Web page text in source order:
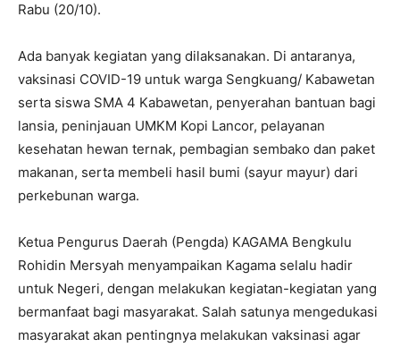
Rabu (20/10).
Ada banyak kegiatan yang dilaksanakan. Di antaranya,
vaksinasi COVID-19 untuk warga Sengkuang/ Kabawetan
serta siswa SMA 4 Kabawetan, penyerahan bantuan bagi
lansia, peninjauan UMKM Kopi Lancor, pelayanan
kesehatan hewan ternak, pembagian sembako dan paket
makanan, serta membeli hasil bumi (sayur mayur) dari
perkebunan warga.
Ketua Pengurus Daerah (Pengda) KAGAMA Bengkulu
Rohidin Mersyah menyampaikan Kagama selalu hadir
untuk Negeri, dengan melakukan kegiatan-kegiatan yang
bermanfaat bagi masyarakat. Salah satunya mengedukasi
masyarakat akan pentingnya melakukan vaksinasi agar